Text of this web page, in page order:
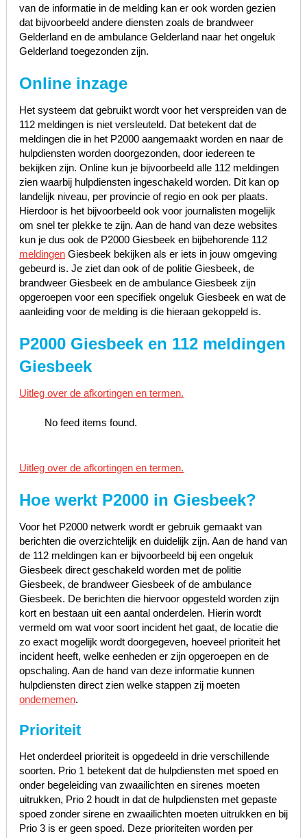
van de informatie in de melding kan er ook worden gezien
dat bijvoorbeeld andere diensten zoals de brandweer
Gelderland en de ambulance Gelderland naar het ongeluk
Gelderland toegezonden zijn.
Online inzage
Het systeem dat gebruikt wordt voor het verspreiden van de
112 meldingen is niet versleuteld. Dat betekent dat de
meldingen die in het P2000 aangemaakt worden en naar de
hulpdiensten worden doorgezonden, door iedereen te
bekijken zijn. Online kun je bijvoorbeeld alle 112 meldingen
zien waarbij hulpdiensten ingeschakeld worden. Dit kan op
landelijk niveau, per provincie of regio en ook per plaats.
Hierdoor is het bijvoorbeeld ook voor journalisten mogelijk
om snel ter plekke te zijn. Aan de hand van deze websites
kun je dus ook de P2000 Giesbeek en bijbehorende 112
meldingenGiesbeek bekijken als er iets in jouw omgeving
gebeurd is. Je ziet dan ook of de politie Giesbeek, de
brandweer Giesbeek en de ambulance Giesbeek zijn
opgeroepen voor een specifiek ongeluk Giesbeek en wat de
aanleiding voor de melding is die hieraan gekoppeld is.
P2000 Giesbeek en 112 meldingen
Giesbeek
Uitleg over de afkortingen en termen.
No feed items found.
Uitleg over de afkortingen en termen.
Hoe werkt P2000 in Giesbeek?
Voor het P2000 netwerk wordt er gebruik gemaakt van
berichten die overzichtelijk en duidelijk zijn. Aan de hand van
de 112 meldingen kan er bijvoorbeeld bij een ongeluk
Giesbeek direct geschakeld worden met de politie
Giesbeek, de brandweer Giesbeek of de ambulance
Giesbeek. De berichten die hiervoor opgesteld worden zijn
kort en bestaan uit een aantal onderdelen. Hierin wordt
vermeld om wat voor soort incident het gaat, de locatie die
zo exact mogelijk wordt doorgegeven, hoeveel prioriteit het
incident heeft, welke eenheden er zijn opgeroepen en de
opschaling. Aan de hand van deze informatie kunnen
hulpdiensten direct zien welke stappen zij moeten
ondernemen.
Prioriteit
Het onderdeel prioriteit is opgedeeld in drie verschillende
soorten. Prio 1 betekent dat de hulpdiensten met spoed en
onder begeleiding van zwaailichten en sirenes moeten
uitrukken, Prio 2 houdt in dat de hulpdiensten met gepaste
spoed zonder sirene en zwaailichten moeten uitrukken en bij
Prio 3 is er geen spoed. Deze prioriteiten worden per